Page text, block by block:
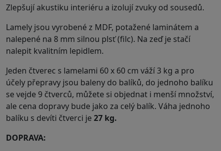
Zlepšují akustiku interiéru a izolují zvuky od sousedů.
Lamely jsou vyrobené z MDF, potažené laminátem a
nalepené na 8 mm silnou plsť (filc). Na zeď je stačí
nalepit kvalitním lepidlem.
Jeden čtverec s lamelami 60 x 60 cm váží 3 kg a pro
účely přepravy jsou baleny do balíků, do jednoho balíku
se vejde 9 čtverců, můžete si objednat i menší množství,
ale cena dopravy bude jako za celý balík. Váha jednoho
balíku s devíti čtverci je 27 kg.
DOPRAVA: